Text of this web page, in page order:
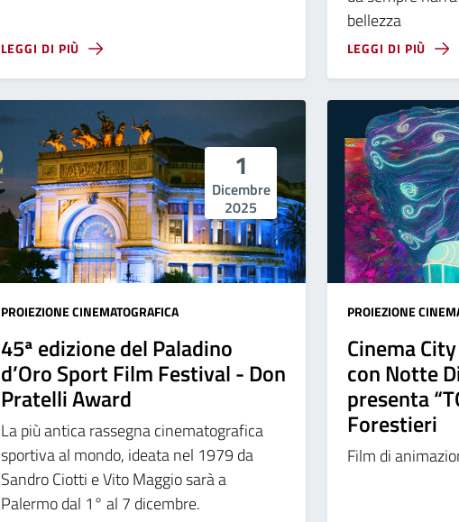
LEGGI DI PIÙ
bellezza
LEGGI DI PIÙ
1
Dicembre
2025
PROIEZIONE CINEMATOGRAFICA
45ª edizione del Paladino
d’Oro Sport Film Festival - Don
Pratelli Award
La più antica rassegna cinematografica
sportiva al mondo, ideata nel 1979 da
Sandro Ciotti e Vito Maggio sarà a
Palermo dal 1° al 7 dicembre.
PROIEZIONE
Cinema
con Notte
presenta
Forestieri
Film di